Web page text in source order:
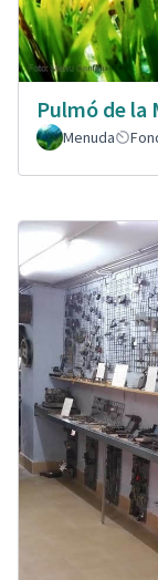
Pulmó de la
Menuda